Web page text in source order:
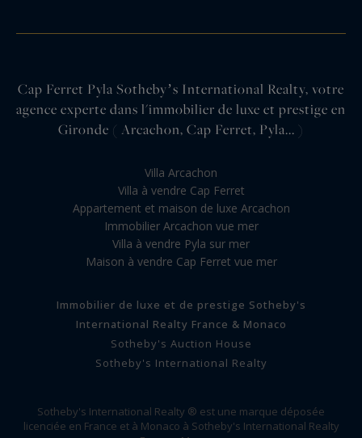
Cap Ferret Pyla Sothebyʼs International Realty, votre
agence experte dans l'immobilier de luxe et prestige en
Gironde ( Arcachon, Cap Ferret, Pyla... )
Villa Arcachon
Villa à vendre Cap Ferret
Appartement et maison de luxe Arcachon
Immobilier Arcachon vue mer
Villa à vendre Pyla sur mer
Maison à vendre Cap Ferret vue mer
Immobilier de luxe et de prestige Sotheby's
International Realty France & Monaco
Sotheby's Auction House
Sotheby's International Realty
Sotheby's International Realty ® est une marque déposée
licenciée en France et à Monaco à Sotheby's International Realty